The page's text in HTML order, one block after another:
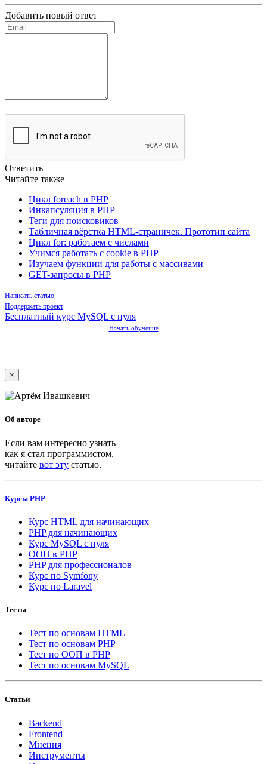
Добавить новый ответ
Ответить
Читайте также
Цикл foreach в PHP
Инкапсуляция в PHP
Теги для поисковиков
Табличная вёрстка HTML-страничек. Прототип сайта
Цикл for: работаем с числами
Учимся работать с cookie в PHP
Изучаем функции для работы с массивами
GET-запросы в PHP
Написать статью
Поддержать проект
Бесплатный курс MySQL с нуля
Начать обучение
×
Об авторе
Если вам интересно узнать
как я стал программистом,
читайте вот эту статью.
Курсы PHP
Курс HTML для начинающих
PHP для начинающих
Курс MySQL с нуля
ООП в PHP
PHP для профессионалов
Курс по Symfony
Курс по Laravel
Тесты
Тест по основам HTML
Тест по основам PHP
Тест по ООП в PHP
Тест по основам MySQL
Статьи
Backend
Frontend
Мнения
Инструменты